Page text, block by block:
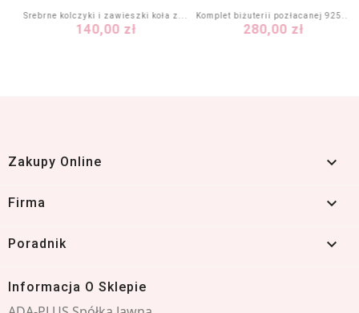
Srebrne kolczyki i zawieszki koła z...
Cena
140,00 zł
Komplet biżuterii pozłacanej 925...
Cena
280,00 zł
Zakupy Online 
Firma 
Poradnik 
Informacja O Sklepie